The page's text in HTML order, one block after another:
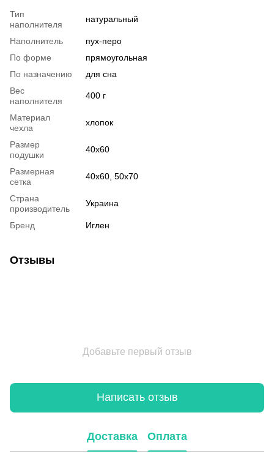
Тип
наполнителя
натуральный
Наполнитель
пух-перо
По форме
прямоугольная
По назначению
для сна
Вес
наполнителя
400 г
Материал
чехла
хлопок
Размер
подушки
40x60
Размерная
сетка
40x60, 50x70
Страна
производитель
Украина
Бренд Иглен
Отзывы
Добавьте первый отзыв
Написать отзыв
Доставка Оплата